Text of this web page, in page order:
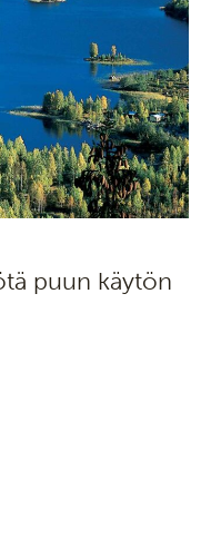
puun käytön